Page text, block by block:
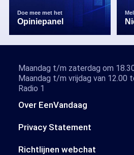
Doe mee met het
Opiniepanel
Over EenVandaag
Privacy Statement
Richtlijnen webchat
Maandag t/m zaterdag om
Maandag t/m vrijdag van 12.00
Radio 1